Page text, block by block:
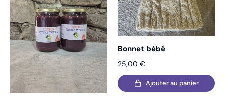
Bonnet bébé
25,00 €
Ajouter au panier